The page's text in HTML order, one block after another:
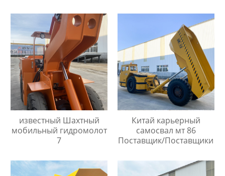
известный Шахтный
мобильный гидромолот
7
Китай карьерный
самосвал мт 86
Поставщик/Поставщики